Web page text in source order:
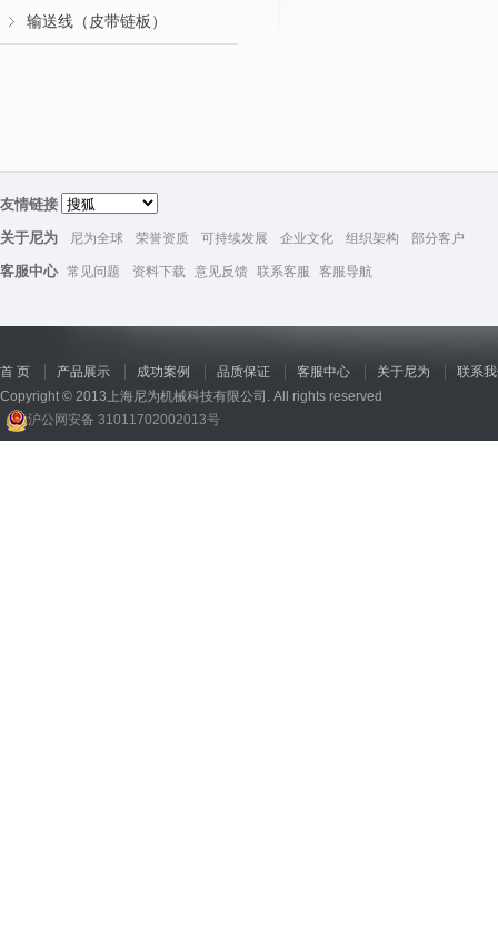
输送线（皮带链板）
友情链接
关于尼为
尼为全球 荣誉资质 可持续发展 企业文化 组织架构 部分客户
客服中心 常见问题 资料下载 意见反馈 联系客服 客服导航
首 页 产品展示 成功案例 品质保证 客服中心 关于尼为
联系
Copyright © 2013上海尼为机械科技有限公司. All rights reserved
沪公网安备 31011702002013号